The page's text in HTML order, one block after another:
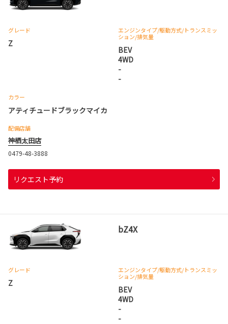
グレード
Z
エンジンタイプ/駆動方式/トランスミッ
ション/排気量
BEV
4WD
-
-
カラー
アティチュードブラックマイカ
配備店舗
神栖太田店
0479-48-3888
リクエスト予約
bZ4X
グレード
Z
エンジンタイプ/駆動方式/トランスミッ
ション/排気量
BEV
4WD
-
-